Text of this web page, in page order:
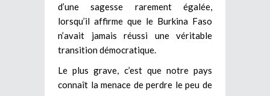
d’une sagesse rarement égalée,
lorsqu’il affirme que le Burkina Faso
n’avait jamais réussi une véritable
transition démocratique.
Le plus grave, c’est que notre pays
connaît la menace de perdre le peu de